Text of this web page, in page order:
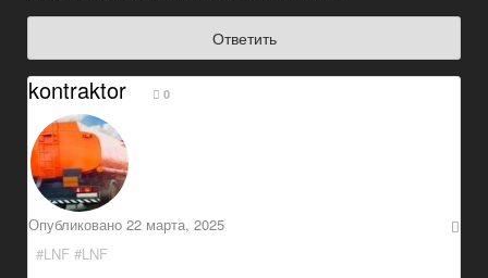
Ответить
kontraktor 0
Опубликовано 22 марта, 2025
#LNF #LNF